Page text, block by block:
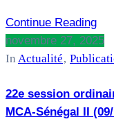
Continue Reading
novembre 27, 2025
In Actualité‚
22e session
MCA-Sénégal II